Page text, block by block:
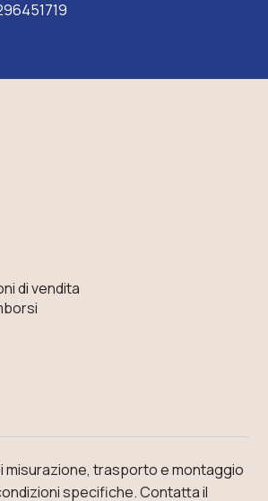
di vendita
misurazione, trasporto e montaggio
specifiche.Contatta il